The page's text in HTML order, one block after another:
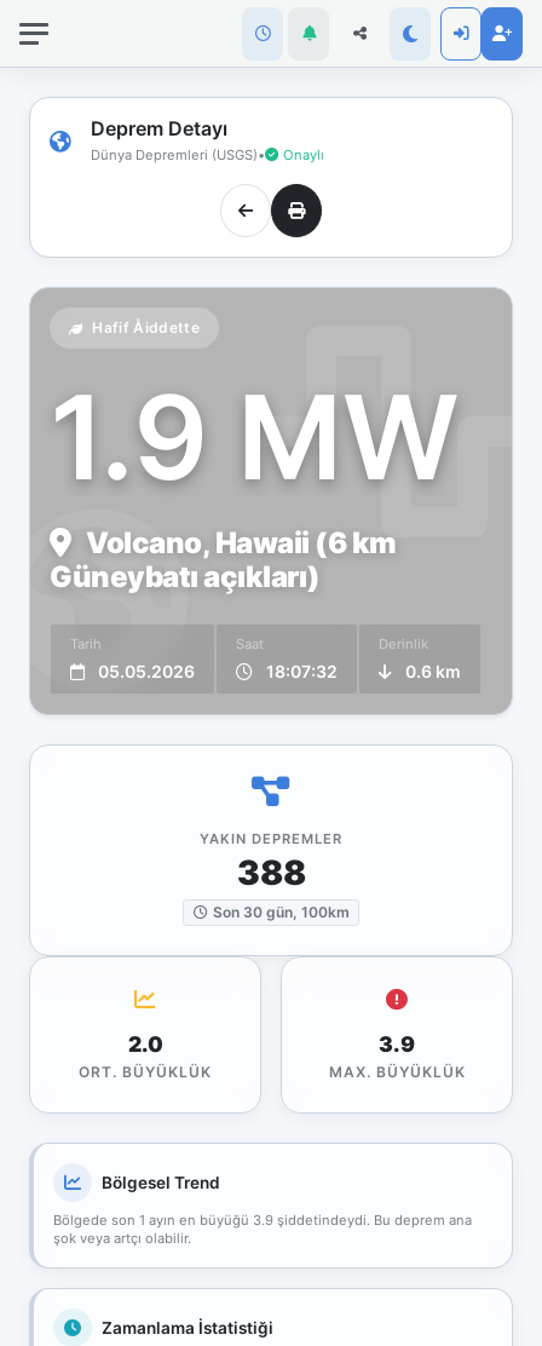
Deprem Detayı
Dünya Depremleri (USGS)• Onaylı
Hafif Åiddette
1.9 MW
Volcano, Hawaii (6 km
Güneybatı açıkları)
Tarih
05.05.2026
Saat
18:07:32
Derinlik
0.6 km
YAKIN DEPREMLER
388
Son 30 gün, 100km
2.0
ORT. BÜYÜKLÜK
3.9
MAX. BÜYÜKLÜK
Bölgesel Trend
Bölgede son 1 ayın en büyüğü 3.9 şiddetindeydi. Bu deprem ana
şok veya artçı olabilir.
Zamanlama İstatistiği
bağlantınız
koptu!
Çevrimdışı
moddasınız.